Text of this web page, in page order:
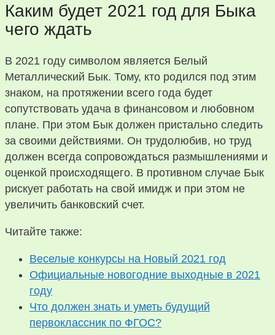
Каким будет 2021 год для Быка
чего ждать
В 2021 году символом является Белый
Металлический Бык. Тому, кто родился под этим
знаком, на протяжении всего года будет
сопутствовать удача в финансовом и любовном
плане. При этом Бык должен пристально следить
за своими действиями. Он трудолюбив, но труд
должен всегда сопровождаться размышлениями и
оценкой происходящего. В противном случае Бык
рискует работать на свой имидж и при этом не
увеличить банковский счет.
Читайте также:
Веселые конкурсы на Новый 2021 год
Официальные новогодние выходные в 2021
году
Что должен знать и уметь будущий
первоклассник по ФГОС?